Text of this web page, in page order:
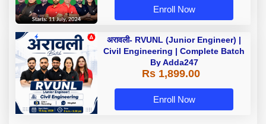
Enroll Now
अरावली- RVUNL (Junior Engineer) |
Civil Engineering | Complete Batch
By Adda247
Rs 1,899.00
Enroll Now